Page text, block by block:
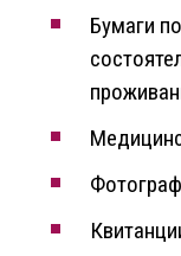
Бумаги